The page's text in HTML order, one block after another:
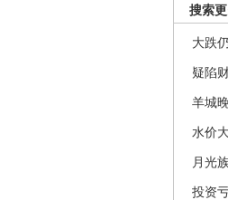
搜索
大跌
疑陷
羊城
水价
月光
投资